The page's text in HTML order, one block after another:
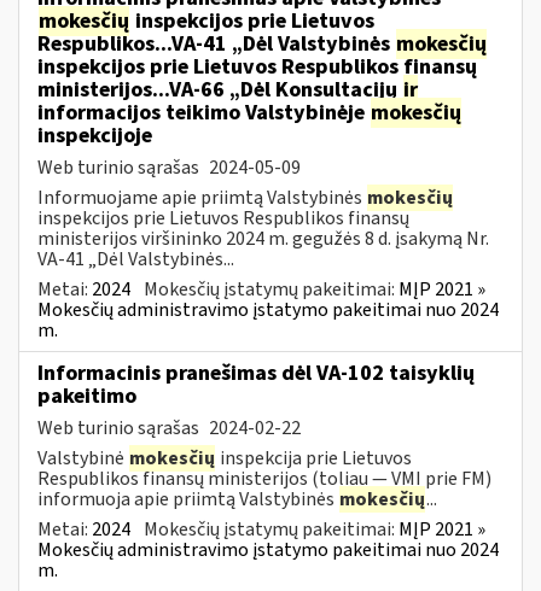
mokesčių inspekcijos prie Lietuvos
Respublikos...VA-41 „Dėl Valstybinės mokesčių
inspekcijos prie Lietuvos Respublikos finansų
ministerijos...VA-66 „Dėl Konsultacijų ir
informacijos teikimo Valstybinėje mokesčių
inspekcijoje
Web turinio sąrašas 2024-05-09
Informuojame apie priimtą Valstybinės mokesčių
inspekcijos prie Lietuvos Respublikos finansų
ministerijos viršininko 2024 m. gegužės 8 d. įsakymą Nr.
VA-41 „Dėl Valstybinės...
Metai: 2024 Mokesčių įstatymų pakeitimai: MĮP 2021 »
Mokesčių administravimo įstatymo pakeitimai nuo 2024
m.
Informacinis pranešimas dėl VA-102 taisyklių
pakeitimo
Web turinio sąrašas 2024-02-22
Valstybinė mokesčių inspekcija prie Lietuvos
Respublikos finansų ministerijos (toliau ― VMI prie FM)
informuoja apie priimtą Valstybinės mokesčių...
Metai: 2024 Mokesčių įstatymų pakeitimai: MĮP 2021 »
Mokesčių administravimo įstatymo pakeitimai nuo 2024
m.